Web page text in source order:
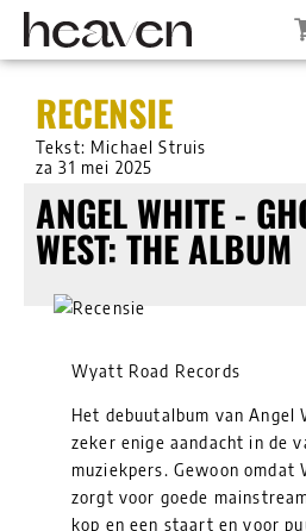
RECENSIE
Tekst: Michael Struis
za 31 mei 2025
ANGEL WHITE -
WEST: THE ALBUM
Wyatt Road Records
Het debuutalbum van Angel
zeker enige aandacht in de
muziekpers. Gewoon omdat
zorgt voor goede
kop en een staart en voor